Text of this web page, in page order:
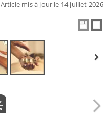
Article mis à jour le 14 juillet 2026